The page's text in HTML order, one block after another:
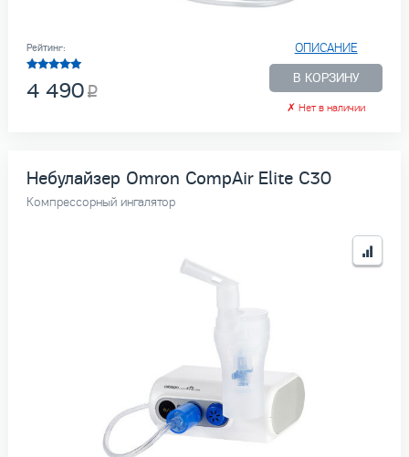
ОПИСАНИЕ
В КОРЗИНУ
✗ Нет в наличии
Рейтинг:
4 490
Небулайзер Omron CompAir Elite C30
Компрессорный ингалятор